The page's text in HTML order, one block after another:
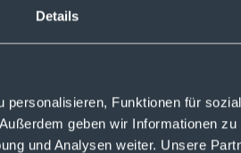
Details
Funktionen für
geben wir Informationen
und Analysen weiter. Unsere
der nächsten Folgen
Jetzt eröffnen